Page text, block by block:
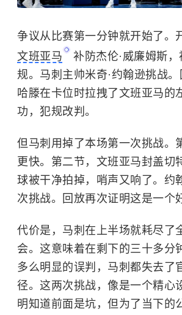
争议从比赛第一分钟就开始了。
文班亚马
补防杰伦·威廉姆斯
规。马刺主帅米奇·约翰逊挑战
哈滕在卡位时拉拽了文班亚马的
功，犯规改判。
但马刺用掉了本场第一次挑战。
更快。第二节，文班亚马封盖切
球被干净拍掉，哨声又响了。约
次挑战。回放再次证明这是一个
代价是，马刺在上半场就耗尽了
会。这意味着在剩下的三十多分
多么明显的误判，马刺都失去了
径。这两次挑战，像是一个精心
明知道前面是坑，但为了当下的